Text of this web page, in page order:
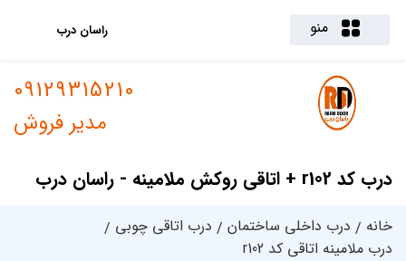
منو راسان درب
درب کد r102 + اتاقی روکش ملامینه - راسان درب
09129315210
مدیر فروش
خانه درب داخلی ساختمان
درب اتاقی چوبی
درب ملامینه اتاقی کد r102